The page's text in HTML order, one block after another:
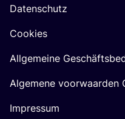
Datenschutz
Cookies
Allgemeine
Algemene voorwaarden
Impressum